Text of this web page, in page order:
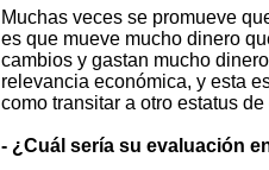
Muchas veces se promueve
es que mueve mucho dinero
cambios y gastan mucho
relevancia económica, y esta
como transitar a otro estatus
- ¿Cuál sería su evaluación